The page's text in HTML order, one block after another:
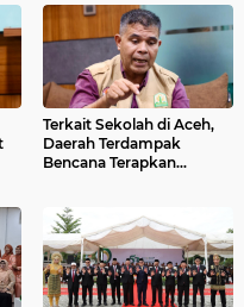
Terkait Sekolah di Aceh,
Daerah Terdampak
Bencana Terapkan